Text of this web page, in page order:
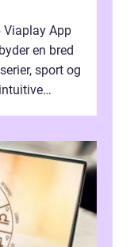
Viaplay App
en bred
sport og